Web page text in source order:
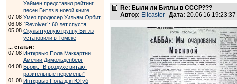
Уаймен представил рейтинг
песен Битлз в новой книге
07.08 Умер продюсер Уильям Орбит
06.08 `Revolver`: 60 лет спустя
05.08 Скульптурную группу Битлз
установили в Томске
... статьи:
07.08 Интервью Пола Маккартни
Амелии Димольденберг
04.08 Бьорк: “В воздухе витают
разительные перемены”
01.08 Интервью Пола для ЮТуб
Re: Были ли Битлы в СССР???
Автор: Elicaster Дата: 20.06.16 19:23:37